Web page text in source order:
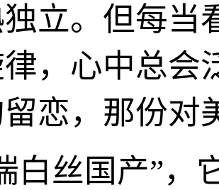
立。但每当
，心中总会
恋，那份对
白丝国产”，